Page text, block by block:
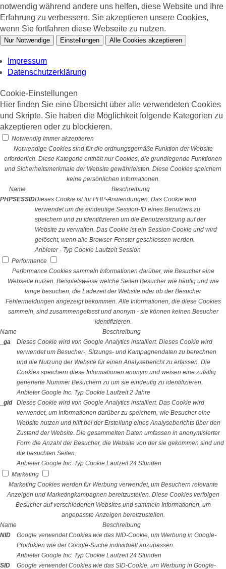
notwendig während andere uns helfen, diese Website und Ihre
Erfahrung zu verbessern. Sie akzeptieren unsere Cookies,
wenn Sie fortfahren diese Webseite zu nutzen.
Nur Notwendige Einstellungen Alle Cookies akzeptieren
Impressum
Datenschutzerklärung
Cookie-Einstellungen
Hier finden Sie eine Übersicht über alle verwendeten Cookies
und Skripte. Sie haben die Möglichkeit folgende Kategorien zu
akzeptieren oder zu blockieren.
Notwendig Immer akzeptieren
Notwendige Cookies sind für die ordnungsgemäße Funktion der Website
erforderlich. Diese Kategorie enthält nur Cookies, die grundlegende Funktionen
und Sicherheitsmerkmale der Website gewährleisten. Diese Cookies speichern
keine persönlichen Informationen.
Name
Beschreibung
PHPSESSIDDieses Cookie ist für PHP-Anwendungen. Das Cookie wird
verwendet um die eindeutige Session-ID eines Benutzers zu
speichern und zu identifizieren um die Benutzersitzung auf der
Website zu verwalten. Das Cookie ist ein Session-Cookie und wird
gelöscht, wenn alle Browser-Fenster geschlossen werden.
Anbieter - Typ Cookie Laufzeit Session
Performance
Performance Cookies sammeln Informationen darüber, wie Besucher eine
Webseite nutzen. Beispielsweise welche Seiten Besucher wie häufig und wie
lange besuchen, die Ladezeit der Website oder ob der Besucher
Fehlermeldungen angezeigt bekommen. Alle Informationen, die diese Cookies
sammeln, sind zusammengefasst und anonym - sie können keinen Besucher
identifizieren.
Name
Beschreibung
_ga
Dieses Cookie wird von Google Analytics installiert. Dieses Cookie wird
verwendet um Besucher-, Sitzungs- und Kampagnendaten zu berechnen
und die Nutzung der Website für einen Analysebericht zu erfassen. Die
Cookies speichern diese Informationen anonym und weisen eine zufällig
generierte Nummer Besuchern zu um sie eindeutig zu identifizieren.
Anbieter Google Inc. Typ Cookie Laufzeit 2 Jahre
_gid
Dieses Cookie wird von Google Analytics installiert. Das Cookie wird
verwendet, um Informationen darüber zu speichern, wie Besucher eine
Website nutzen und hilft bei der Erstellung eines Analyseberichts über den
Zustand der Website. Die gesammelten Daten umfassen in anonymisierter
Form die Anzahl der Besucher, die Website von der sie gekommen sind und
die besuchten Seiten.
Anbieter Google Inc. Typ Cookie Laufzeit 24 Stunden
Marketing
Marketing Cookies werden für Werbung verwendet, um Besuchern relevante
Anzeigen und Marketingkampagnen bereitzustellen. Diese Cookies verfolgen
Besucher auf verschiedenen Websites und sammeln Informationen, um
angepasste Anzeigen bereitzustellen.
Name
Beschreibung
NID
Google verwendet Cookies wie das NID-Cookie, um Werbung in Google-
Produkten wie der Google-Suche individuell anzupassen.
Anbieter Google Inc. Typ Cookie Laufzeit 24 Stunden
SID
Google verwendet Cookies wie das SID-Cookie, um Werbung in Google-